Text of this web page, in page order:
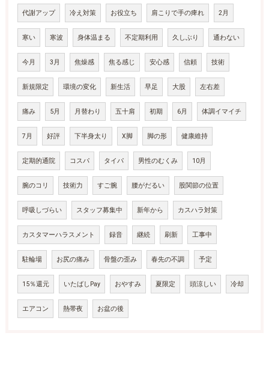
代謝アップ 冷え対策 お役立ち 肩こりで手の痺れ 2月
寒い 寒波 身体温まる 不定期利用 久しぶり 通わない
今月 3月 焦燥感 焦る感じ 安心感 信頼 技術
新規限定 環境の変化 新生活 早足 大股 左右差
痛み 5月 月替わり 五十肩 初期 6月 体調イマイチ
7月 好評 下半身太り X脚 脚の形 健康維持
定期的通院 コスパ タイパ 男性のむくみ 10月
腕のコリ 技術力 すご腕 腰がだるい 股関節の位置
呼吸しづらい スタッフ募集中 新年から カスハラ対策
カスタマーハラスメント 録音 継続 刷新 工事中
駐輪場 お尻の痛み 骨盤の歪み 春先の不調 予定
15％還元 いたばしPay おやすみ 夏限定 頭涼しい 冷却
エアコン 熱帯夜 お盆の後